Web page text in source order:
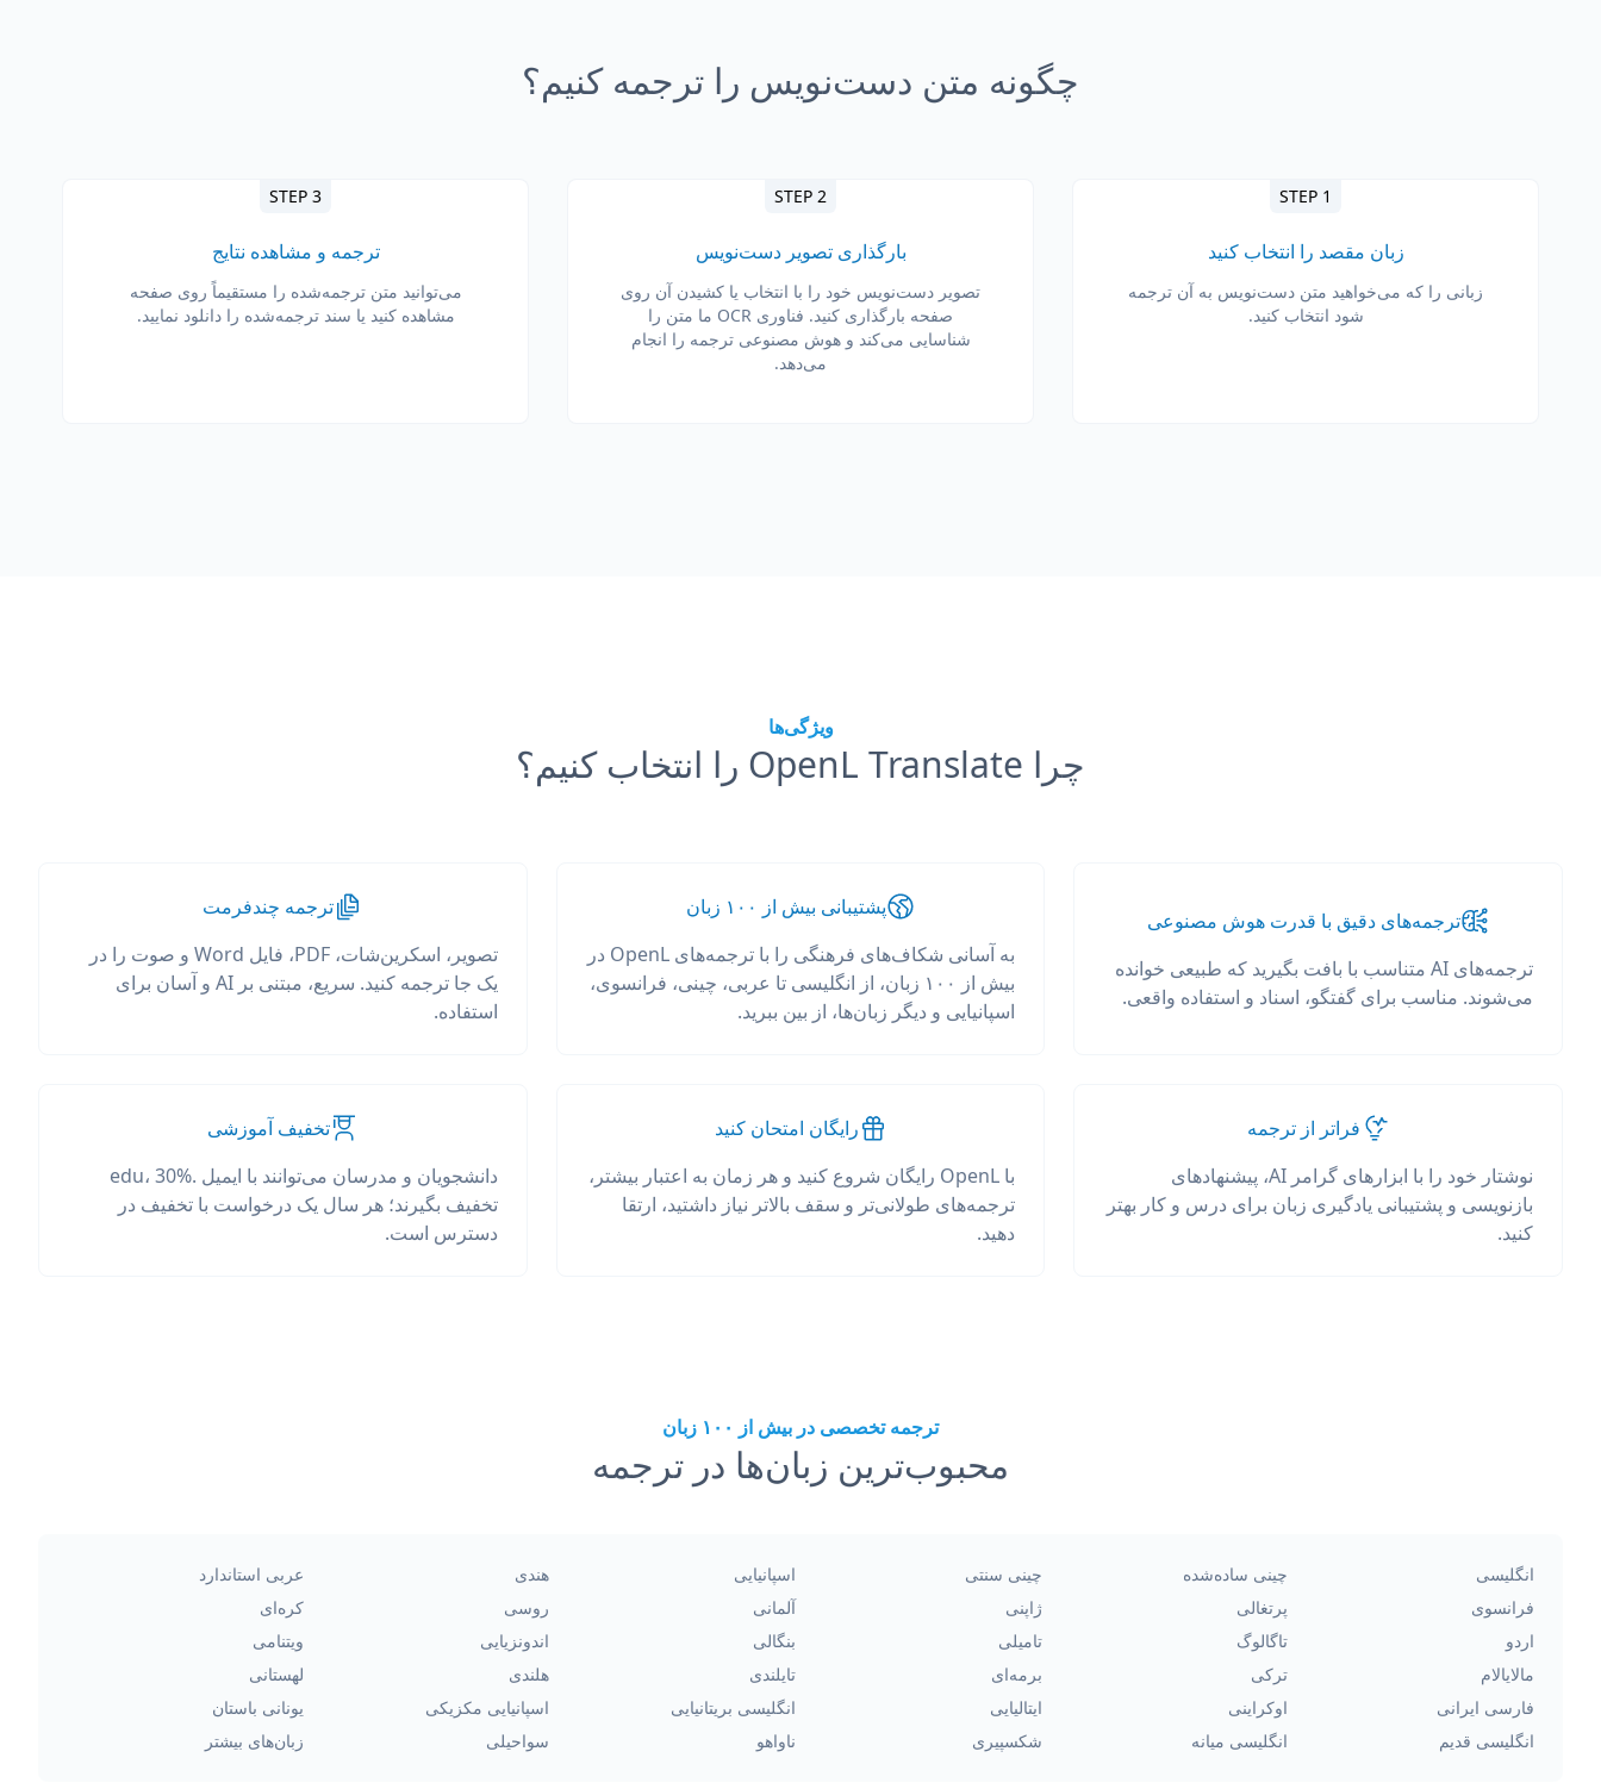
چگونه متن دست‌نویس را ترجمه کنیم؟
STEP 1
زبان مقصد را انتخاب کنید
زبانی را که می‌خواهید متن دست‌نویس به آن ترجمه
شود انتخاب کنید.
STEP 2
بارگذاری تصویر دست‌نویس
تصویر دست‌نویس خود را با انتخاب یا کشیدن آن روی
صفحه بارگذاری کنید. فناوری OCR ما متن را
شناسایی می‌کند و هوش مصنوعی ترجمه را انجام
می‌دهد.
STEP 3
ترجمه و مشاهده نتایج
می‌توانید متن ترجمه‌شده را مستقیماً روی صفحه
مشاهده کنید یا سند ترجمه‌شده را دانلود نمایید.
ویژگی‌ها
چرا OpenL Translate را انتخاب کنیم؟
ترجمه‌های دقیق با قدرت هوش مصنوعی
ترجمه‌های AI متناسب با بافت بگیرید که طبیعی خوانده
می‌شوند. مناسب برای گفتگو، اسناد و استفاده واقعی.
پشتیبانی بیش از ۱۰۰ زبان
به آسانی شکاف‌های فرهنگی را با ترجمه‌های OpenL در
بیش از ۱۰۰ زبان، از انگلیسی تا عربی، چینی، فرانسوی،
اسپانیایی و دیگر زبان‌ها، از بین ببرید.
ترجمه چندفرمت
تصویر، اسکرین‌شات، PDF، فایل Word و صوت را در
یک جا ترجمه کنید. سریع، مبتنی بر AI و آسان برای
استفاده.
فراتر از ترجمه
نوشتار خود را با ابزارهای گرامر AI، پیشنهادهای
بازنویسی و پشتیبانی یادگیری زبان برای درس و کار بهتر
کنید.
رایگان امتحان کنید
با OpenL رایگان شروع کنید و هر زمان به اعتبار بیشتر،
ترجمه‌های طولانی‌تر و سقف بالاتر نیاز داشتید، ارتقا
دهید.
تخفیف آموزشی
دانشجویان و مدرسان می‌توانند با ایمیل .edu، 30%
تخفیف بگیرند؛ هر سال یک درخواست با تخفیف در
دسترس است.
ترجمه تخصصی در بیش از ۱۰۰ زبان
محبوب‌ترین زبان‌ها در ترجمه
انگلیسی چینی ساده‌شده چینی سنتی اسپانیایی هندی
عربی استاندارد
فرانسوی
پرتغالی ژاپنی آلمانی روسی
کره‌ای
اردو
تاگالوگ تامیلی بنگالی اندونزیایی
ویتنامی
مالایالام
ترکی برمه‌ای تایلندی هلندی
لهستانی
فارسی ایرانی
اوکراینی ایتالیایی انگلیسی بریتانیایی اسپانیایی مکزیکی
یونانی باستان
انگلیسی قدیم
انگلیسی میانه شکسپیری ناواهو سواحیلی زبان‌های بیشتر